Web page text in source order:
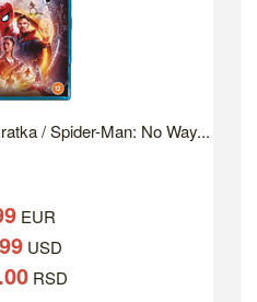
/ Spider-Man: No Way...
EUR
USD
RSD